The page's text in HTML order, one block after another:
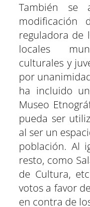
También se
modificación
reguladora de
locales
culturales y
por
ha incluido
Museo
pueda ser
al ser un
población. Al
resto, como
de Cultura,
votos a favor
en contra de